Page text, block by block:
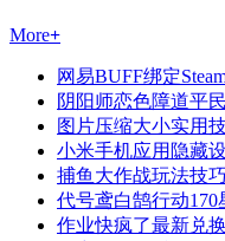
More+
网易BUFF绑定
阴阳师恋色障道平
图片压缩大小实用
小米手机应用隐藏
捕鱼大作战玩法技
代号鸢白鹄行动170
作业快疯了最新兑